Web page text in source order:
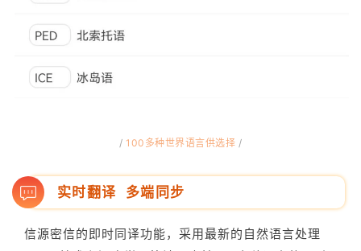
/ 100多种世界语言供选择 /
实时翻译 多端同步
信源密信的即时同译功能，采用最新的自然语言处理